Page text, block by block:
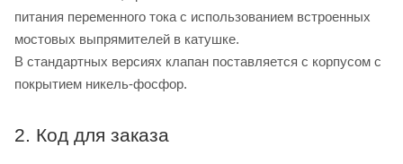
питания переменного тока с использованием встроенных
мостовых выпрямителей в катушке.
В стандартных версиях клапан поставляется с корпусом с
покрытием никель-фосфор.
2. Код для заказа